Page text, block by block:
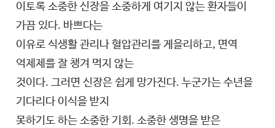
이토록 소중한 신장을 소중하게 여기지 않는 환자들이
가끔 있다. 바쁘다는
이유로 식생활 관리나 혈압관리를 게을리하고, 면역
억제제를 잘 챙겨 먹지 않는
것이다. 그러면 신장은 쉽게 망가진다. 누군가는 수년을
기다리다 이식을 받지
못하기도 하는 소중한 기회. 소중한 생명을 받은